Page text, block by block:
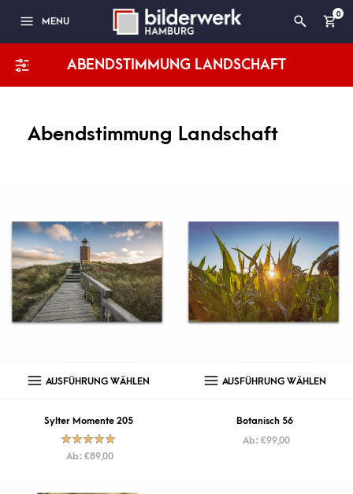
MENU
0
ABENDSTIMMUNG LANDSCHAFT
Abendstimmung Landschaft
AUSFÜHRUNG WÄHLEN
Sylter Momente 205
Bewertet mit
5.00 von
Ab: €89,00
AUSFÜHRUNG WÄHLEN
Botanisch 56
Ab: €99,00